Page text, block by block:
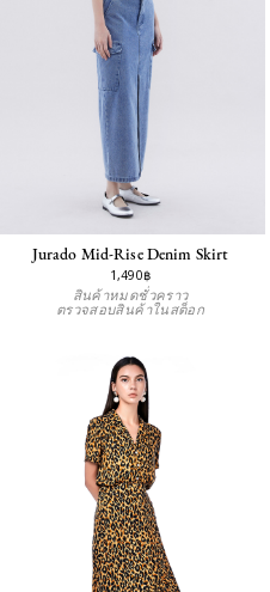
Jurado Mid-Rise Denim Skirt
1,490฿
สินค้าหมดชั่วคราว
ตรวจสอบสินค้าในสต็อก